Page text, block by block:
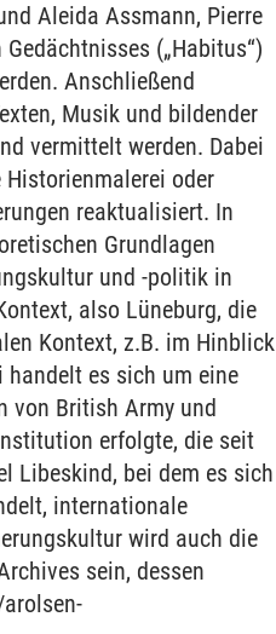
Aleida Assmann, Pierre
(„Habitus“)
Anschließend
Musik und bildender
vermittelt werden. Dabei
oder
reaktualisiert. In
Grundlagen
und -politik in
also Lüneburg, die
Kontext, z.B. im Hinblick
es sich um eine
von British Army und
erfolgte, die seit
Libeskind, bei dem es sich
internationale
wird auch die
sein, dessen